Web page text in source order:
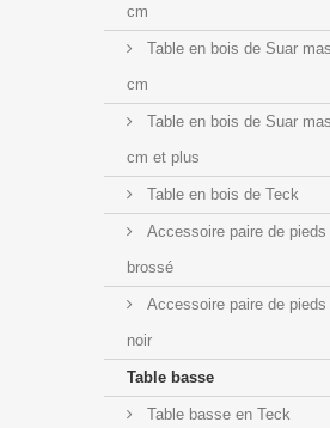
cm
Table en bois de Suar
cm
Table en bois de Suar
cm et plus
Table en bois de Teck
Accessoire paire de pieds
brossé
Accessoire paire de pieds
noir
Table basse
Table basse en Teck